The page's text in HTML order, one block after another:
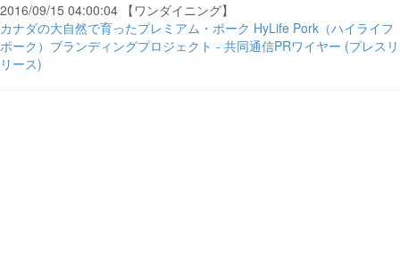
2016/09/15 04:00:04 【ワンダイニング】
カナダの大自然で育ったプレミアム・ポーク HyLife Pork（ハイライフ
ポーク）ブランディングプロジェクト - 共同通信PRワイヤー (プレスリ
リース)